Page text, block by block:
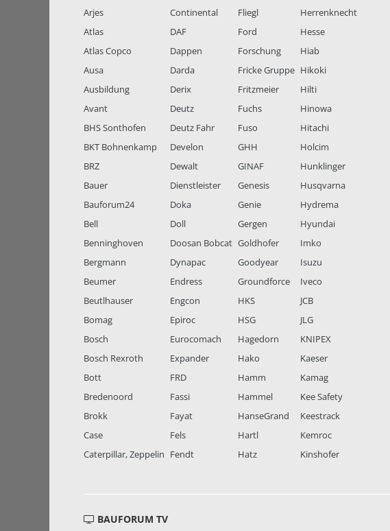
Arjes
Atlas
Atlas Copco
Ausa
Ausbildung
Avant
BHS Sonthofen
BKT Bohnenkamp
BRZ
Bauer
Bauforum24
Bell
Benninghoven
Bergmann
Beumer
Beutlhauser
Bomag
Bosch
Bosch Rexroth
Bott
Bredenoord
Brokk
Case
Caterpillar, Zeppelin
Continental
DAF
Dappen
Darda
Derix
Deutz
Deutz Fahr
Develon
Dewalt
Dienstleister
Doka
Doll
Doosan Bobcat
Dynapac
Endress
Engcon
Epiroc
Eurocomach
Expander
FRD
Fassi
Fayat
Fels
Fendt
Fliegl
Ford
Forschung
Fricke Gruppe
Fritzmeier
Fuchs
Fuso
GHH
GINAF
Genesis
Genie
Gergen
Goldhofer
Goodyear
Groundforce
HKS
HSG
Hagedorn
Hako
Hamm
Hammel
HanseGrand
Hartl
Hatz
Herrenknecht
Hesse
Hiab
Hikoki
Hilti
Hinowa
Hitachi
Holcim
Hunklinger
Husqvarna
Hydrema
Hyundai
Imko
Isuzu
Iveco
JCB
JLG
KNIPEX
Kaeser
Kamag
Kee Safety
Keestrack
Kemroc
Kinshofer
BAUFORUM TV